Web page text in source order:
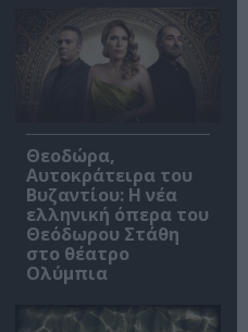
Θεοδώρα,
Αυτοκράτειρα του
Βυζαντίου: Η νέα
ελληνική όπερα του
Θεόδωρου Στάθη
στο θέατρο
Ολύμπια